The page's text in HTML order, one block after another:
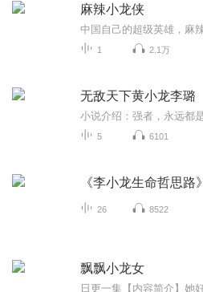
麻辣小龙侠
1 2.1万
无敌天下黄小龙李璐
5 6101
《李小龙生命哲思路》
26 8522
飘飘小龙女